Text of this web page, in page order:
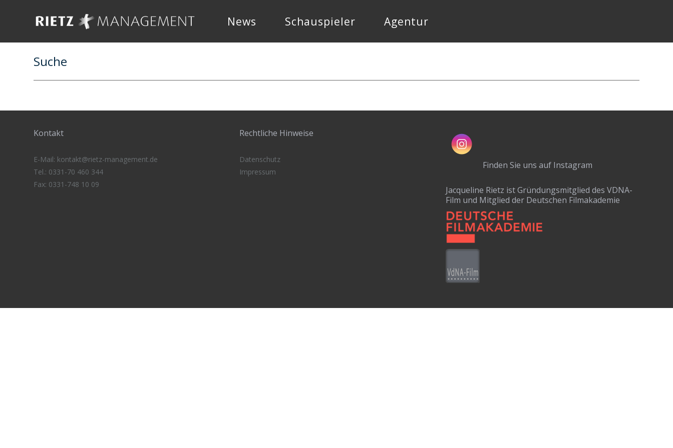
News Schauspieler Agentur
Suche
Kontakt
E-Mail: kontakt@rietz-management.de
Tel.: 0331-70 460 344
Fax: 0331-748 10 09
Rechtliche Hinweise
Datenschutz
Impressum
Finden Sie uns auf Instagram
Jacqueline Rietz ist Gründungsmitglied des VDNA-
Film und Mitglied der Deutschen Filmakademie